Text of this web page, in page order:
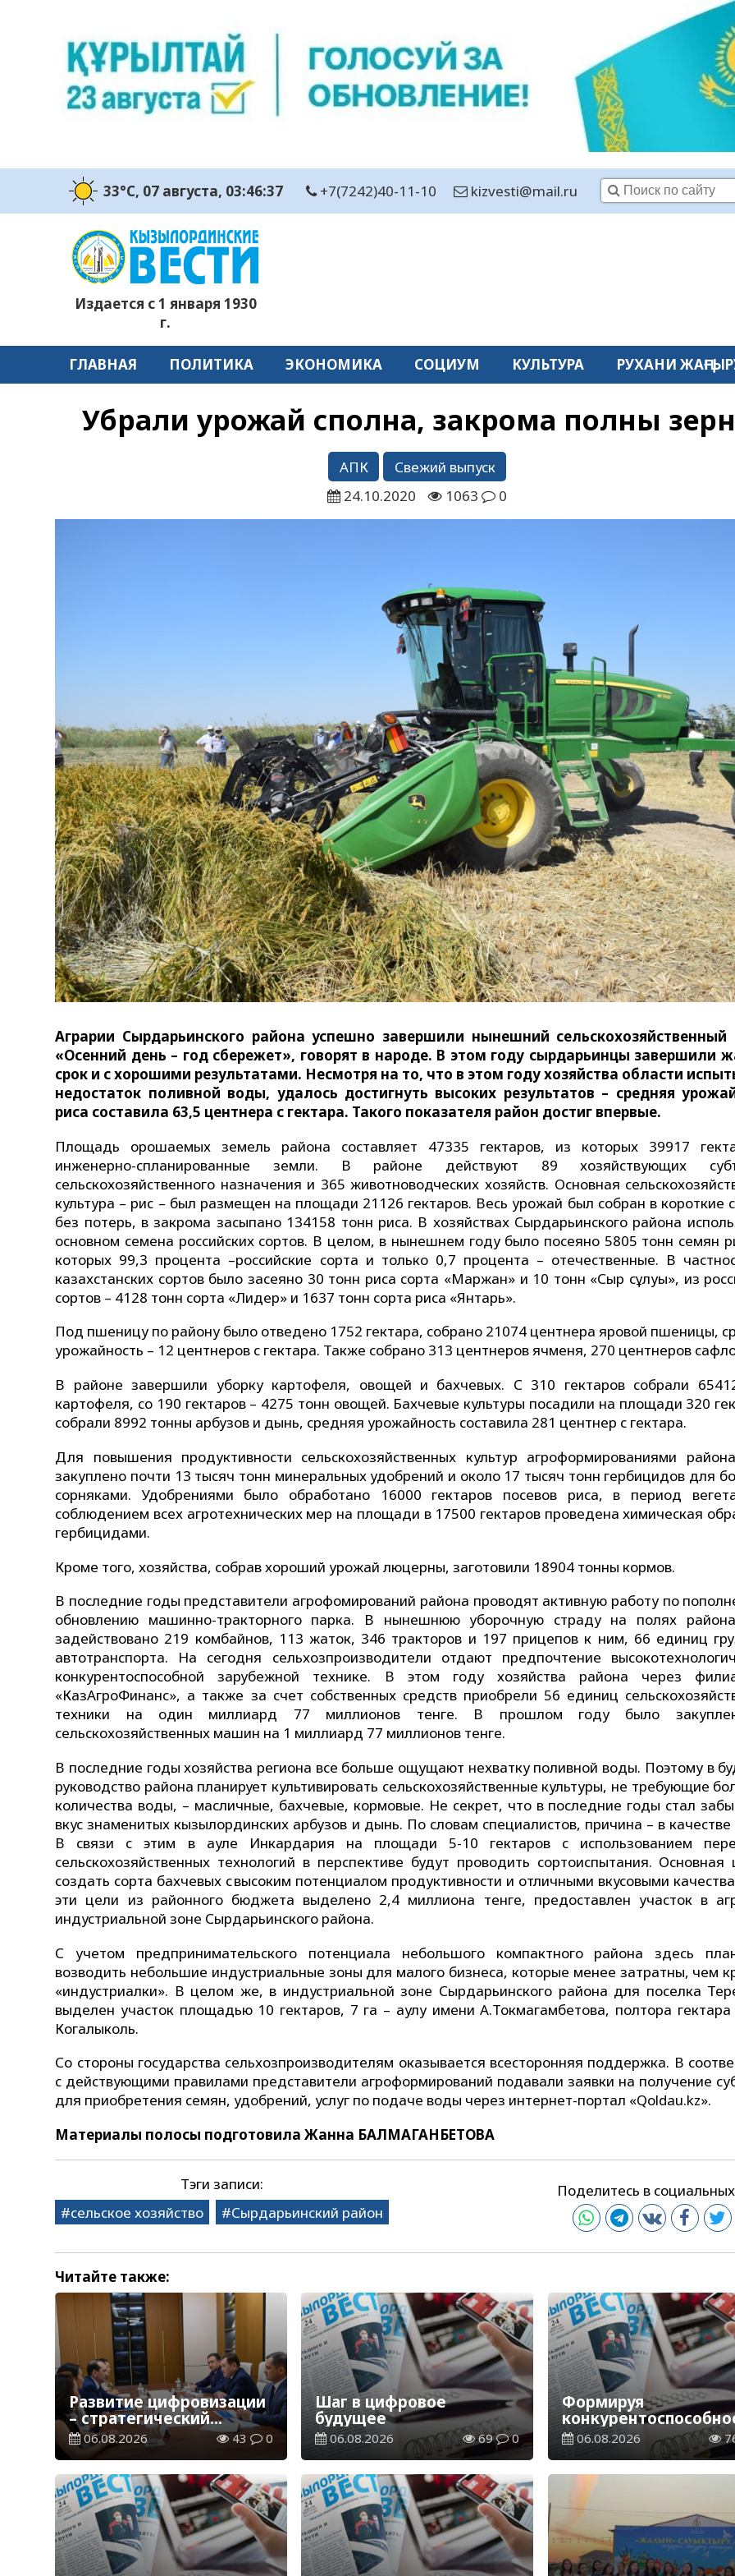
33°C, 07 августа, 03:46:38 +7(7242)40-11-10 kizvesti@mail.ru
Издается с 1 января 1930
г.
ГЛАВНАЯ ПОЛИТИКА ЭКОНОМИКА СОЦИУМ КУЛЬТУРА РУХАНИ
Убрали урожай сполна, закрома полны
АПК
Свежий выпуск
24.10.2020
1063 0
Аграрии Сырдарьинского района успешно завершили нынешний сельскохозяйственный
«Осенний день – год сбережет», говорят в народе. В этом году сырдарьинцы завершили
срок и с хорошими результатами. Несмотря на то, что в этом году хозяйства области
недостаток поливной воды, удалось достигнуть высоких результатов – средняя
риса составила 63,5 центнера с гектара. Такого показателя район достиг впервые.
Площадь орошаемых земель района составляет 47335 гектаров, из которых 39917
инженерно-спланированные земли. В районе действуют 89 хозяйствующих
сельскохозяйственного назначения и 365 животноводческих хозяйств. Основная
культура – рис – был размещен на площади 21126 гектаров. Весь урожай был собран в короткие
без потерь, в закрома засыпано 134158 тонн риса. В хозяйствах Сырдарьинского района
основном семена российских сортов. В целом, в нынешнем году было посеяно 5805 тонн семян
которых 99,3 процента –российские сорта и только 0,7 процента – отечественные. В
казахстанских сортов было засеяно 30 тонн риса сорта «Маржан» и 10 тонн «Сыр сұлуы», из
сортов – 4128 тонн сорта «Лидер» и 1637 тонн сорта риса «Янтарь».
Под пшеницу по району было отведено 1752 гектара, собрано 21074 центнера яровой пшеницы,
урожайность – 12 центнеров с гектара. Также собрано 313 центнеров ячменя, 270 центнеров
В районе завершили уборку картофеля, овощей и бахчевых. С 310 гектаров собрали
картофеля, со 190 гектаров – 4275 тонн овощей. Бахчевые культуры посадили на площади 320
собрали 8992 тонны арбузов и дынь, средняя урожайность составила 281 центнер с гектара.
Для повышения продуктивности сельскохозяйственных культур агроформированиями
закуплено почти 13 тысяч тонн минеральных удобрений и около 17 тысяч тонн гербицидов для
сорняками. Удобрениями было обработано 16000 гектаров посевов риса, в период
соблюдением всех агротехнических мер на площади в 17500 гектаров проведена химическая
гербицидами.
Кроме того, хозяйства, собрав хороший урожай люцерны, заготовили 18904 тонны кормов.
В последние годы представители агрофомирований района проводят активную работу по
обновлению машинно-тракторного парка. В нынешнюю уборочную страду на полях
задействовано 219 комбайнов, 113 жаток, 346 тракторов и 197 прицепов к ним, 66 единиц
автотранспорта. На сегодня сельхозпроизводители отдают предпочтение
конкурентоспособной зарубежной технике. В этом году хозяйства района через
«КазАгроФинанс», а также за счет собственных средств приобрели 56 единиц
техники на один миллиард 77 миллионов тенге. В прошлом году было
сельскохозяйственных машин на 1 миллиард 77 миллионов тенге.
В последние годы хозяйства региона все больше ощущают нехватку поливной воды. Поэтому в
руководство района планирует культивировать сельскохозяйственные культуры, не требующие
количества воды, – масличные, бахчевые, кормовые. Не секрет, что в последние годы стал
вкус знаменитых кызылординских арбузов и дынь. По словам специалистов, причина – в качестве
В связи с этим в ауле Инкардария на площади 5-10 гектаров с использованием
сельскохозяйственных технологий в перспективе будут проводить сортоиспытания. Основная
создать сорта бахчевых с высоким потенциалом продуктивности и отличными вкусовыми
эти цели из районного бюджета выделено 2,4 миллиона тенге, предоставлен участок в
индустриальной зоне Сырдарьинского района.
С учетом предпринимательского потенциала небольшого компактного района здесь
возводить небольшие индустриальные зоны для малого бизнеса, которые менее затратны, чем
«индустриалки». В целом же, в индустриальной зоне Сырдарьинского района для поселка
выделен участок площадью 10 гектаров, 7 га – аулу имени А.Токмагамбетова, полтора гектара
Когалыколь.
Со стороны государства сельхозпроизводителям оказывается всесторонняя поддержка. В
с действующими правилами представители агроформирований подавали заявки на получение
для приобретения семян, удобрений, услуг по подаче воды через интернет-портал «Qoldau.kz».
Материалы полосы подготовила Жанна БАЛМАГАНБЕТОВА
Тэги записи:
сельское хозяйство
Сырдарьинский район
Поделитесь в
Читайте также:
Развитие цифровизации
– стратегический
приоритет
06.08.2026 43 0
Шаг в цифровое
будущее
06.08.2026 69 0
Формируя
производство
06.08.2026